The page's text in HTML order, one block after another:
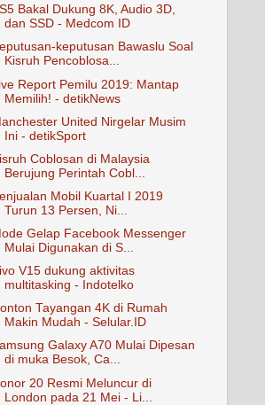
Bakal Dukung 8K, Audio 3D,
dan SSD - Medcom ID
keputusan Bawaslu Soal
Kisruh Pencoblosa...
Report Pemilu 2019: Mantap
Memilih! - detikNews
United Nirgelar Musim
Ini - detikSport
Coblosan di Malaysia
Berujung Perintah Cobl...
Mobil Kuartal I 2019
Turun 13 Persen, Ni...
Gelap Facebook Messenger
Mulai Digunakan di S...
V15 dukung aktivitas
multitasking - Indotelko
Tayangan 4K di Rumah
Makin Mudah - Selular.ID
Galaxy A70 Mulai Dipesan
di muka Besok, Ca...
20 Resmi Meluncur di
London pada 21 Mei - Li...